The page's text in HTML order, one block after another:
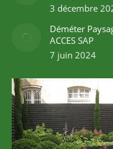
3 décembre
Déméter
ACCES SAP
7 juin 2024